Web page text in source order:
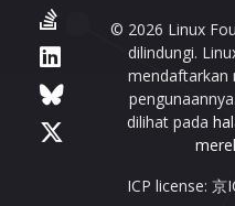
© 2026 Linux
dilindungi.
mendaftarkan
dilihat pada
ICP license: 京